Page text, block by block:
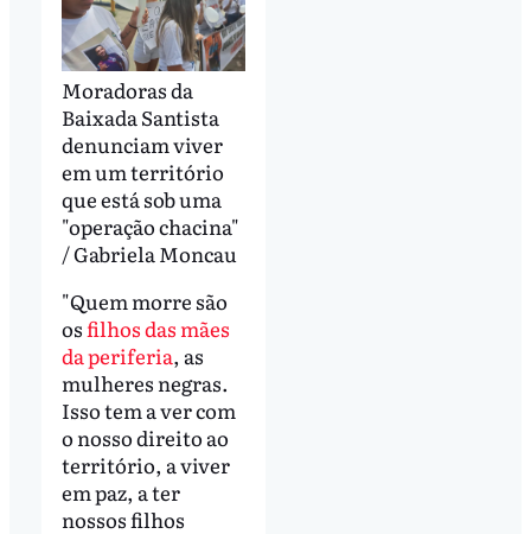
Moradoras da
Baixada Santista
denunciam viver
em um território
que está sob uma
"operação chacina"
/ Gabriela Moncau
"Quem morre são
os filhos das mães
da periferia, as
mulheres negras.
Isso tem a ver com
o nosso direito ao
território, a viver
em paz, a ter
nossos filhos